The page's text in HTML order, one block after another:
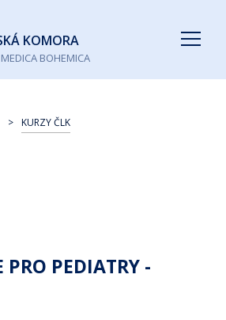
KOMORA
BOHEMICA
KURZY ČLK
PEDIATRY -